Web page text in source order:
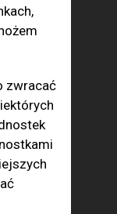
zwracać